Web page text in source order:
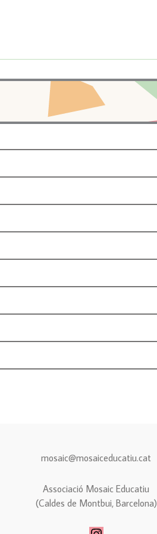
mosaic@mosaiceducatiu.cat
Associació Mosaic Educatiu
(Caldes de Montbui, Barcelona)